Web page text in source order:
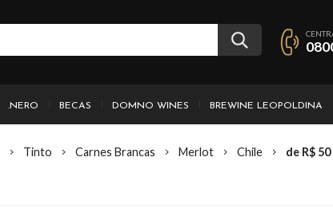
.NERO BECAS DOMNO WINES BREWINE LEOPOLDINA
Tinto Carnes Brancas Merlot Chile de R$